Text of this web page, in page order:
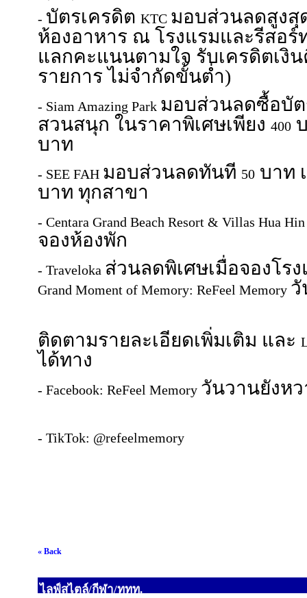
- บัตรเครดิต KTC มอบส่วนลดสูง
ห้องอาหาร ณ โรงแรมและรีสอร์
แลกคะแนนตามใจ รับเครดิตเงิ
รายการ ไม่จำกัดขั้นต่ำ)
- Siam Amazing Park มอบส่วนลดซื้อบั
สวนสนุก ในราคาพิเศษเพียง 400
บาท
- SEE FAH มอบส่วนลดทันที 50 บาท
บาท ทุกสาขา
- Centara Grand Beach Resort & Villas Hua
จองห้องพัก
- Traveloka ส่วนลดพิเศษเมื่อจองโร
Grand Moment of Memory: ReFeel Memory วั
ติดตามรายละเอียดเพิ่มเติม และ
ได้ทาง
- Facebook: ReFeel Memory วันวานยังห
- TikTok: @refeelmemory
« Back
ไลฟ์สไตล์/กีฬา/ททท.